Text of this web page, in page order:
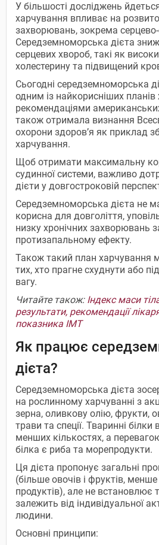
У більшості досліджень
харчування впливає на
захворювань, зокрема
Середземноморська дієта
серцевих хвороб, такі як
холестерину та підвищений
Сьогодні середземноморська
одним із найкорисніших
рекомендаціями
також отримала визнання
охорони здоров’я як приклад
харчування.
Щоб отримати максимальну
судинної системи, важливо
дієти у довгостроковій
Середземноморська дієта не
корисна для довголіття,
низку хронічних захворювань
протизапальному ефекту.
Також такий план харчування
тих, хто прагне схуднути або
вагу.
Читайте також: Індекс маси
результати, рекомендації
показника ІМТ
Як працює
дієта?
Середземноморська дієта
на рослинному харчуванні з
зерна, оливкову олію, фрукти,
трави та спеції. Тваринні
менших кількостях, а
білка є риба та морепродукти.
Ця дієта пропонує загальні
(більше овочів і фруктів,
продуктів), але не встановлює
залежить від індивідуальної
людини.
Основні принципи: